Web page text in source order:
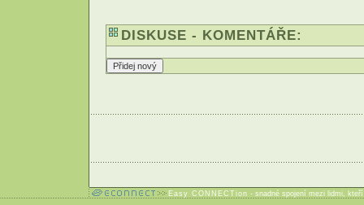
DISKUSE - KOMENTÁŘE:
Easy CONNECTion - snadné spojení mezi lidmi,